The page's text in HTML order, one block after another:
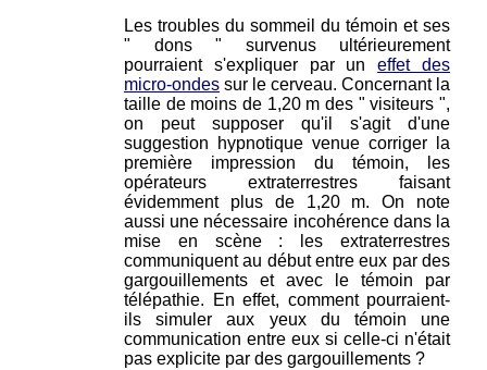
Les troubles du sommeil du témoin et ses
" dons " survenus ultérieurement
pourraient s'expliquer par uneffet des
micro-ondes sur le cerveau. Concernant la
taille de moins de 1,20 m des " visiteurs ",
on peut supposer qu'il s'agit d'une
suggestion hypnotique venue corriger la
première impression du témoin, les
opérateurs extraterrestres faisant
évidemment plus de 1,20 m. On note
aussi une nécessaire incohérence dans la
mise en scène : les extraterrestres
communiquent au début entre eux par des
gargouillements et avec le témoin par
télépathie. En effet, comment pourraient-
ils simuler aux yeux du témoin une
communication entre eux si celle-ci n'était
pas explicite par des gargouillements ?